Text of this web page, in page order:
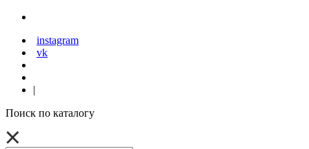
instagram
vk
|
Поиск по каталогу